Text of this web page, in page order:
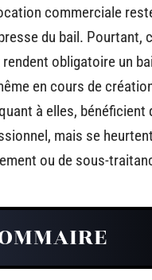
commerciale
du bail. Pourtant,
obligatoire un
en cours de
à elles, bénéficient
mais se
ou de sous-